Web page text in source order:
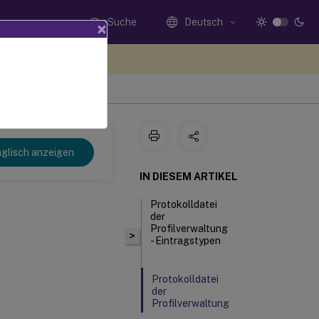
Suche Deutsch
anzeigen
>
IN DIESEM ARTIKEL
Protokolldatei
der
Profilverwaltung
- Eintragstypen
Protokolldatei
der
Profilverwaltung
×